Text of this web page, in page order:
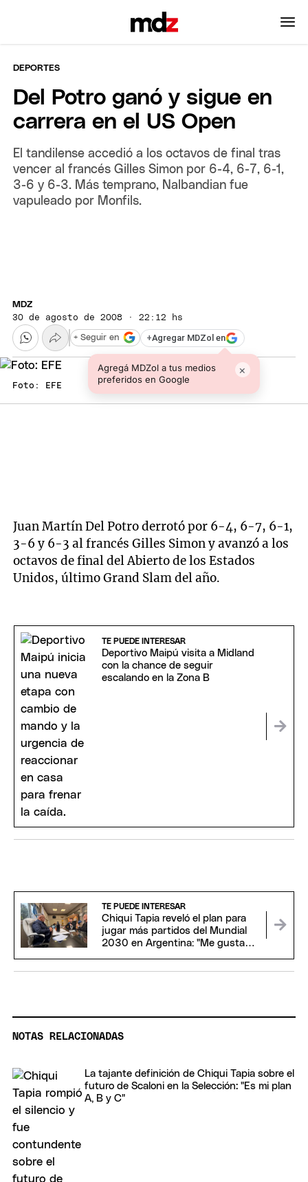
DEPORTES
Del Potro ganó y sigue en
carrera en el US Open
El tandilense accedió a los octavos de final tras
vencer al francés Gilles Simon por 6-4, 6-7, 6-1,
3-6 y 6-3. Más temprano, Nalbandian fue
vapuleado por Monfils.
MDZ
30 de agosto de 2008 · 22:12 hs
+Agregar MDZol en
Agregá MDZol a tus medios
preferidos en Google
×
+ Seguir en
Foto: EFE
Juan Martín Del Potro derrotó por 6-4, 6-7, 6-1,
3-6 y 6-3 al francés Gilles Simon y avanzó a los
octavos de final del Abierto de los Estados
Unidos, último Grand Slam del año.
TE PUEDE INTERESAR
Deportivo Maipú visita a Midland
con la chance de seguir
escalando en la Zona B
TE PUEDE INTERESAR
Chiqui Tapia reveló el plan para
jugar más partidos del Mundial
2030 en Argentina: "Me gustaría
NOTAS RELACIONADAS
La tajante definición de Chiqui Tapia sobre el
futuro de Scaloni en la Selección: "Es mi plan
A, B y C"